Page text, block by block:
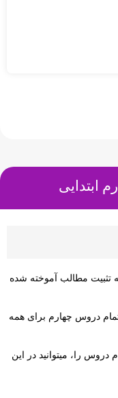
ابتدایی
تثبیت مطالب آموخته شده
دروس چهارم برای همه
دروس را، میتوانید در این